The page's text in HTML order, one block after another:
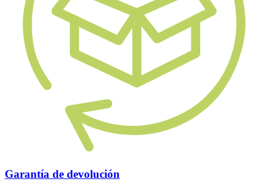
Garantía de devolución